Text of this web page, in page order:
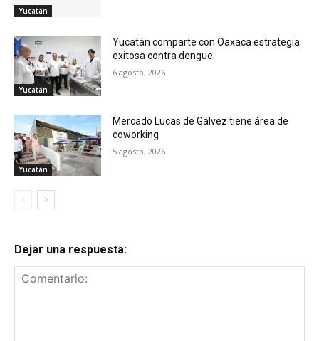
Yucatán
Yucatán
Yucatán comparte con Oaxaca estrategia
exitosa contra dengue
6 agosto, 2026
Yucatán
Mercado Lucas de Gálvez tiene área de
coworking
5 agosto, 2026
Dejar una respuesta: